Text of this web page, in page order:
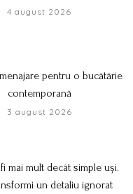
4 august 2026
pentru o bucătărie
contemporană
3 august 2026
mai mult decât simple uși.
un detaliu ignorat